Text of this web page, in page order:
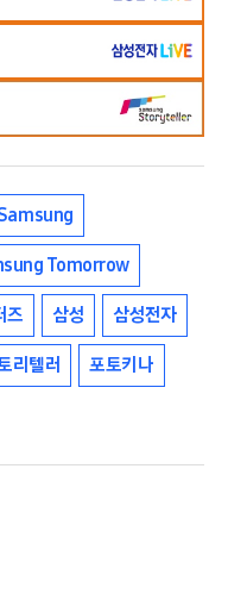
Tomorrow
즈 삼성 삼성전자
리텔러 포토키나